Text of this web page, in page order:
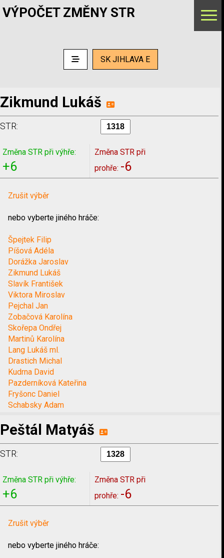
VÝPOČET ZMĚNY STR
SK JIHLAVA E
Zikmund Lukáš
STR:
Změna STR při výhře:
+6
Změna STR při
prohře: -6
Zrušit výběr
nebo vyberte jiného hráče:
Špejtek Filip
Píšová Adéla
Dorážka Jaroslav
Zikmund Lukáš
Slavík František
Viktora Miroslav
Pejchal Jan
Zobačová Karolína
Skořepa Ondřej
Martinů Karolína
Lang Lukáš ml.
Drastich Michal
Kudrna David
Pazderníková Kateřina
Fryšonc Daniel
Schabsky Adam
Peštál Matyáš
STR:
Změna STR při výhře:
+6
Změna STR při
prohře: -6
Zrušit výběr
nebo vyberte jiného hráče: